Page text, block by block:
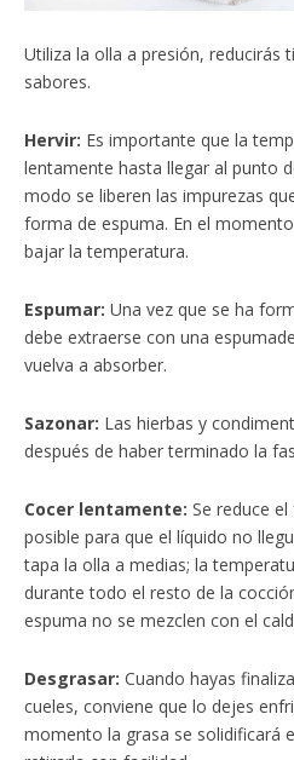
Utiliza la olla a presión, reducirás
sabores.
Hervir: Es importante que la
lentamente hasta llegar al punto
modo se liberen las impurezas
forma de espuma. En el
bajar la temperatura.
Espumar: Una vez que se ha
debe extraerse con una
vuelva a absorber.
Sazonar: Las hierbas y
después de haber terminado la
Cocer lentamente: Se reduce
posible para que el líquido no
tapa la olla a medias; la
durante todo el resto de la
espuma no se mezclen con el
Desgrasar: Cuando hayas
cueles, conviene que lo dejes
momento la grasa se solidificará